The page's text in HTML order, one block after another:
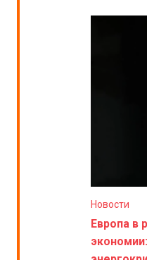
Новости
Европа в